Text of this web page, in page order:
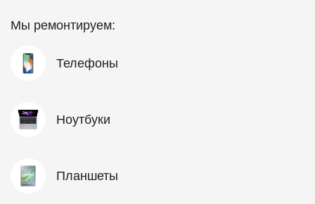
Мы ремонтируем:
Телефоны
Ноутбуки
Планшеты